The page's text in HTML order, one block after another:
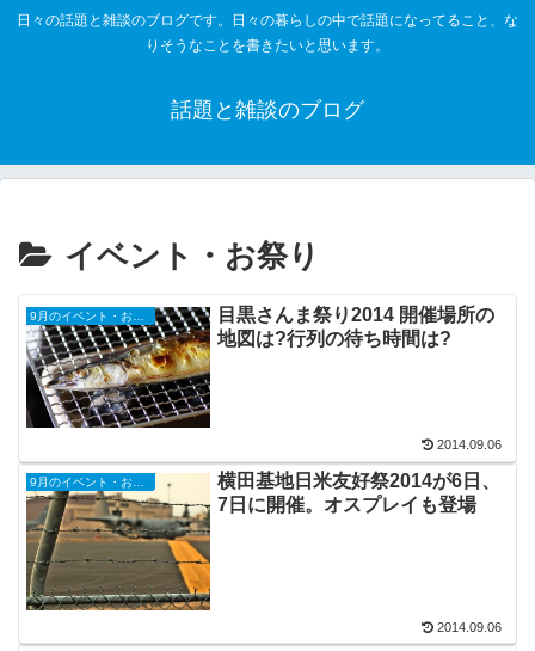
日々の話題と雑談のブログです。日々の暮らしの中で話題になってること、な
りそうなことを書きたいと思います。
話題と雑談のブログ
イベント・お祭り
目黒さんま祭り2014 開催場所の
地図は?行列の待ち時間は?
2014.09.06
横田基地日米友好祭2014が6日、
7日に開催。オスプレイも登場
2014.09.06